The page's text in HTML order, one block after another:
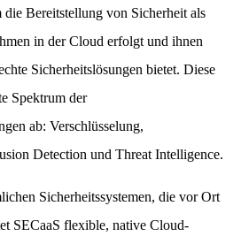
die Bereitstellung von Sicherheit als
in der Cloud erfolgt und ihnen
Sicherheitslösungen bietet. Diese
Spektrum der
ab: Verschlüsselung,
Detection und Threat Intelligence.
Sicherheitssystemen, die vor Ort
SECaaS flexible, native Cloud-